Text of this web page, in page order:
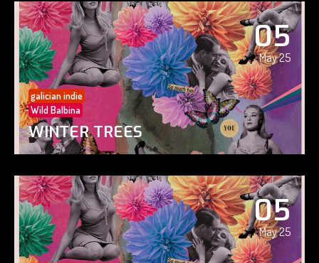
05
May 25
galician indie
Wild Balbina
WINTER TREES
05
May 25